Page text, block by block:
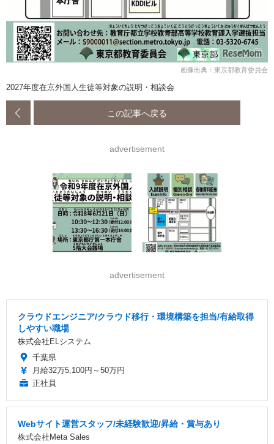
画像出典：東京都教育委員会
2027年度在京外国人生徒等対象の説明・相談会
この記事へ戻る
advertisement
advertisement
クラウドエンジニア/クラウド移行・環境構築を担当/有給取得
しやすい職場
株式会社ELシステム
千葉県
月給32万5,100円～50万円
正社員
Webサイト運営スタッフ/未経験歓迎/昇給・賞与あり
株式会社Meta Sales